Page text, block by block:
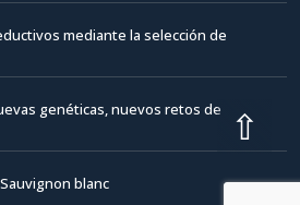
⇧
mediante la selección de
genéticas, nuevos retos de
blanc